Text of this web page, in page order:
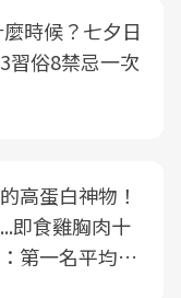
時候？七夕日
習俗8禁忌一次
高蛋白神物！
即食雞胸肉十
第一名平均一